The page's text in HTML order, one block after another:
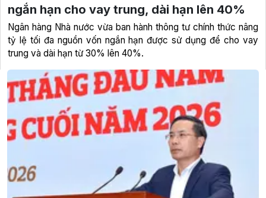
ngắn hạn cho vay trung, dài hạn lên 40%
Ngân hàng Nhà nước vừa ban hành thông tư chính thức nâng
tỷ lệ tối đa nguồn vốn ngắn hạn được sử dụng để cho vay
trung và dài hạn từ 30% lên 40%.